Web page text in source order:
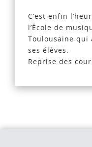
C’est enfin
l’École de
Toulousaine qui
ses élèves.
Reprise des